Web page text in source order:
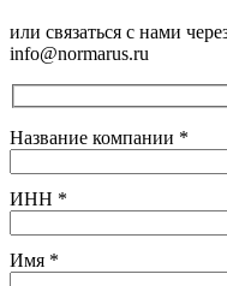
или связаться с нами
info@normarus.ru
Название компании *
ИНН *
Имя *